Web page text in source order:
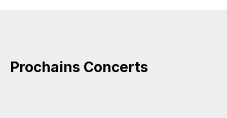
Prochains Concerts